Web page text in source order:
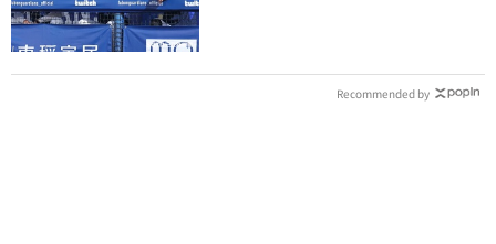
Recommended by